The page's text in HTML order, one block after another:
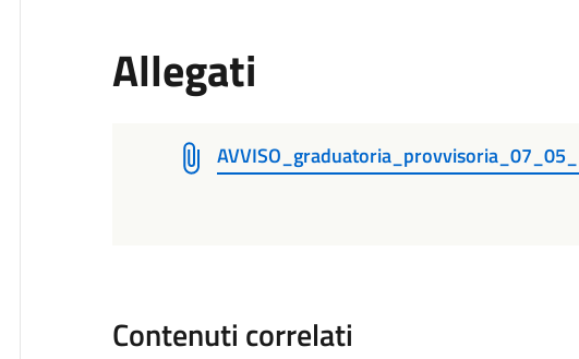
Allegati
Contenuti correlati